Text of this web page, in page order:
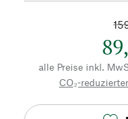
alle Preise inkl.
CO₂-